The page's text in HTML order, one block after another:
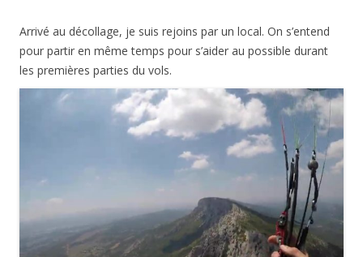
Arrivé au décollage, je suis rejoins par un local. On s’entend
pour partir en même temps pour s’aider au possible durant
les premières parties du vols.